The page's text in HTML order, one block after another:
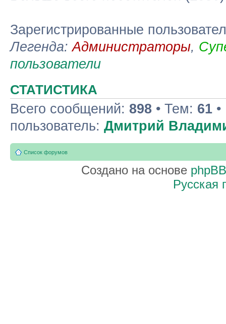
Зарегистрированные
Легенда:Администраторы,
пользователи
СТАТИСТИКА
Всего сообщений: 898 • Тем: 61
пользователь: Дмитрий
Список форумов
Создано на основе phpBB
Русская